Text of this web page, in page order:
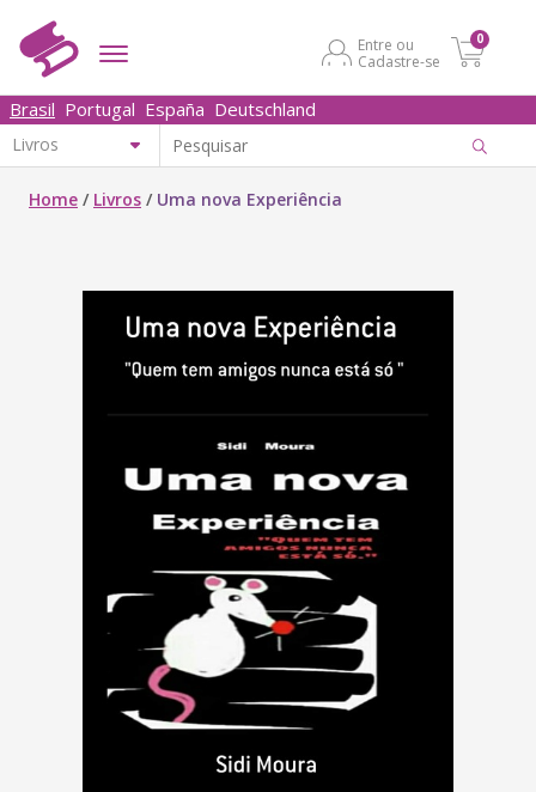
Entre ou
Cadastre-se
0
Brasil Portugal España Deutschland
Home / Livros / Uma nova Experiência